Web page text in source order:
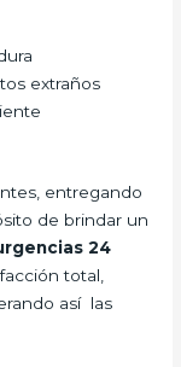
extraños
entregando
de brindar un
24
total,
así las